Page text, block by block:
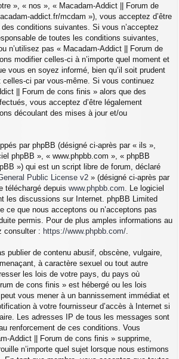
», « nos », « Macadam-Addict || Forum de
addict.fr/mcdam »), vous acceptez d’être
conditions suivantes. Si vous n’acceptez
de toutes les conditions suivantes,
n’utilisez pas « Macadam-Addict || Forum de
modifier celles-ci à n’importe quel moment et
vous en soyez informé, bien qu’il soit prudent
celles-ci par vous-même. Si vous continuez
|| Forum de cons finis » alors que des
vous acceptez d’être légalement
découlant des mises à jour et/ou
par phpBB (désigné ci-après par « ils »,
phpBB », « www.phpbb.com », « phpBB
») qui est un script libre de forum, déclaré
Public License v2 » (désigné ci-après par
téléchargé depuis www.phpbb.com . Le logiciel
les discussions sur Internet. phpBB Limited
ce que nous acceptons ou n’acceptons pas
permis. Pour de plus amples informations au
consulter : https://www.phpbb.com/
publier de contenu abusif, obscène, vulgaire,
à caractère sexuel ou tout autre
les lois de votre pays, du pays où
de cons finis » est hébergé ou les lois
vous mener à un bannissement immédiat et
à votre fournisseur d’accès à Internet si
Les adresses IP de tous les messages sont
renforcement de ces conditions. Vous
Addict || Forum de cons finis » supprime,
n’importe quel sujet lorsque nous estimons